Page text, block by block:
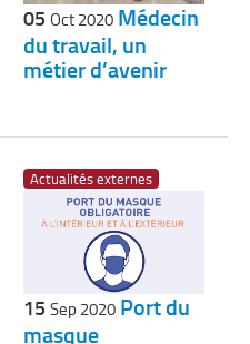
05 Oct 2020 Médecin
du travail, un
métier d’avenir
Actualités externes
15 Sep 2020 Port du
masque